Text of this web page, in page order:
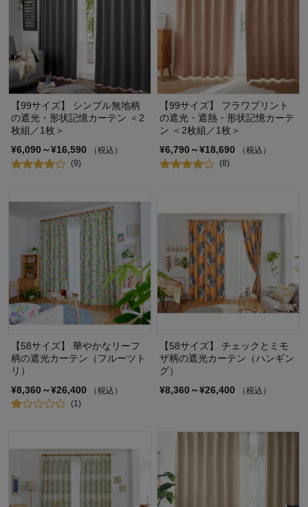
【99サイズ】 シンプル無地柄
の遮光・形状記憶カーテン ＜2
枚組／1枚＞
¥6,090～¥16,590
（税込）
(9)
【99サイズ】 フラワプリント
の遮光・遮熱・形状記憶カーテ
ン ＜2枚組／1枚＞
¥6,790～¥18,690
（税込）
(8)
【58サイズ】 華やかなリーフ
柄の遮光カーテン（フルーツト
リ）
¥8,360～¥26,400
（税込）
(1)
【58サイズ】 チェックとミモ
ザ柄の遮光カーテン（ハンギン
グ）
¥8,360～¥26,400
（税込）